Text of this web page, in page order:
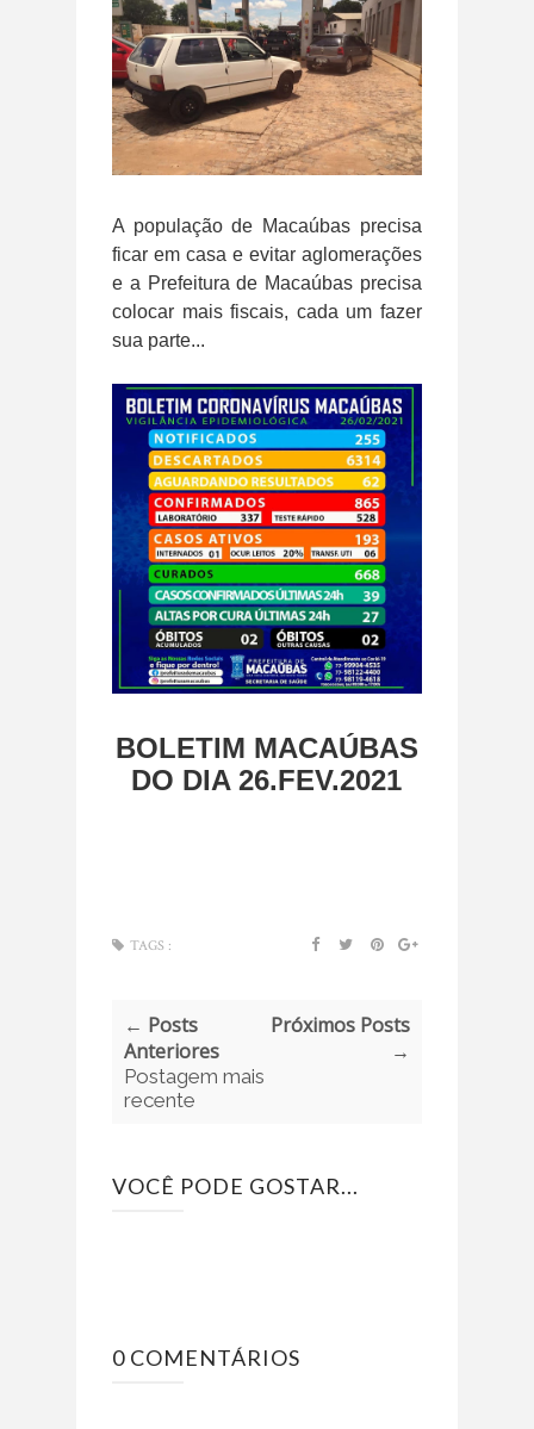
A população de Macaúbas precisa
ficar em casa e evitar aglomerações
e a Prefeitura de Macaúbas precisa
colocar mais fiscais, cada um fazer
sua parte...
BOLETIM MACAÚBAS
DO DIA 26.FEV.2021
TAGS :
← Posts
Anteriores
Postagem mais
recente
Próximos Posts
→
VOCÊ PODE GOSTAR...
0 COMENTÁRIOS